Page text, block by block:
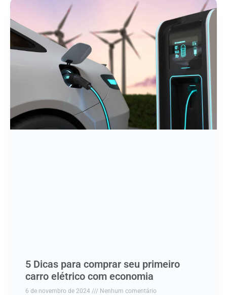
5 Dicas para comprar seu primeiro
carro elétrico com economia
6 de novembro de 2024 Nenhum comentário